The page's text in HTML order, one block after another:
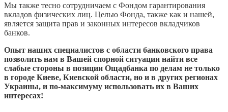
Мы также тесно сотрудничаем с Фондом гарантирования
вкладов физических лиц. Целью Фонда, также как и нашей,
является защита прав и законных интересов вкладчиков
банков.
Опыт наших специалистов с области банковского права
позволить нам в Вашей спорной ситуации найти все
слабые стороны в позиции Ощадбанка по делам не только
в городе Киеве, Киевской области, но и в других регионах
Украины, и по-максимуму использовать их в Ваших
интересах!